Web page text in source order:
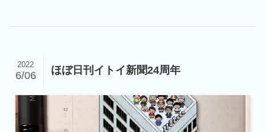
ほぼ日刊イトイ新聞24周年
2022
6/06